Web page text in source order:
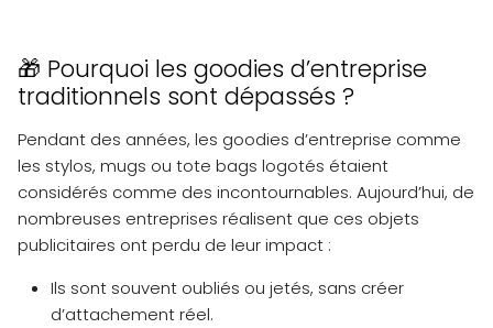
🎁 Pourquoi les goodies d’entreprise
traditionnels sont dépassés ?
Pendant des années, les goodies d’entreprise comme
les stylos, mugs ou tote bags logotés étaient
considérés comme des incontournables. Aujourd’hui, de
nombreuses entreprises réalisent que ces objets
publicitaires ont perdu de leur impact :
Ils sont souvent oubliés ou jetés, sans créer
d’attachement réel.